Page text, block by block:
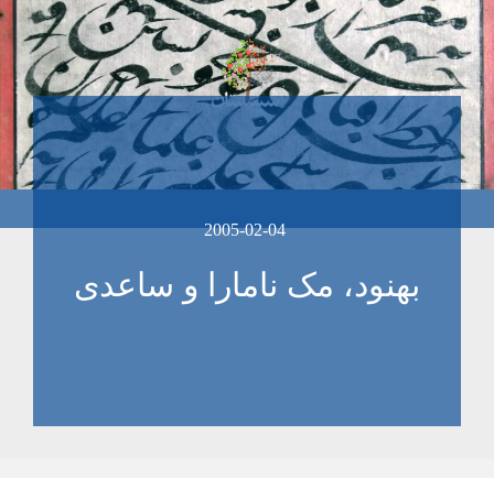
2005-02-04
بهنود، مک نامارا و ساعدی